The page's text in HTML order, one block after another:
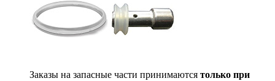
Заказы на запасные части принимаются только при